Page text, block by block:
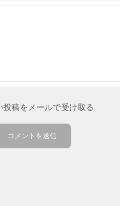
投稿をメールで受け取る